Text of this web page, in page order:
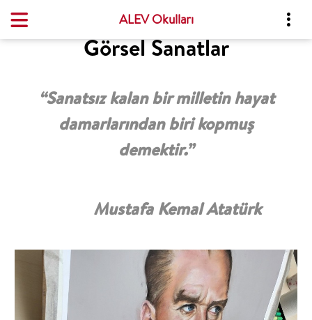
ALEV Okulları
Görsel Sanatlar
“Sanatsız kalan bir milletin hayat
damarlarından biri kopmuş
demektir.”
Mustafa Kemal Atatürk